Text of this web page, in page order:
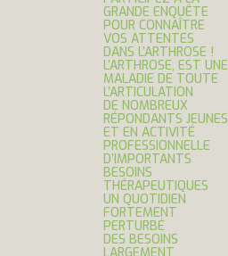
GRANDE ENQUÊTE
POUR CONNAÎTRE
VOS ATTENTES
DANS L’ARTHROSE !
L’ARTHROSE, EST UNE
MALADIE DE TOUTE
L’ARTICULATION
DE NOMBREUX
RÉPONDANTS JEUNES
ET EN ACTIVITÉ
PROFESSIONNELLE
D’IMPORTANTS
BESOINS
THÉRAPEUTIQUES
UN QUOTIDIEN
FORTEMENT
PERTURBÉ
DES BESOINS